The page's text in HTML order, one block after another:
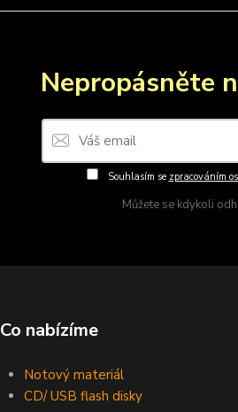
Nepropásněte
Souhlasím se zpracováním
Můžete se kdykoli
Co nabízíme
Notový materiál
CD/ USB flash disky